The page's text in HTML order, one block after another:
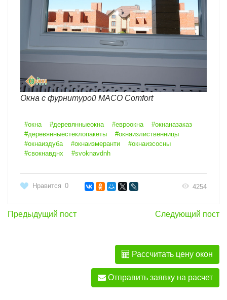
Окна с фурнитурой MACO Comfort
#окна #деревянныеокна #евроокна
#окнаназаказ
#деревянныестеклопакеты
#окнаизлиственницы
#окнаиздуба
#окнаизмеранти
#окнаизсосны
#свокнавднх
#svoknavdnh
Нравится 0 4254
Следующий пост
Предыдущий пост
Рассчитать цену окон
Отправить заявку на расчет